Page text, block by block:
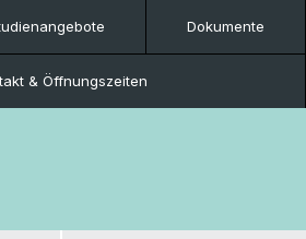
Dokumente
& Öffnungszeiten